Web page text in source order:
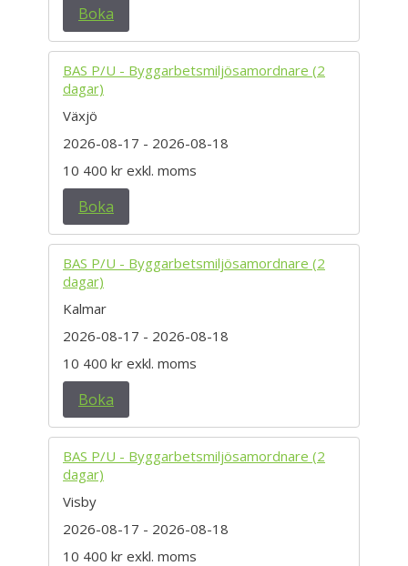
Boka
BAS P/U - Byggarbetsmiljösamordnare (2
dagar)
Växjö
2026-08-17 - 2026-08-18
10 400 kr exkl. moms
Boka
BAS P/U - Byggarbetsmiljösamordnare (2
dagar)
Kalmar
2026-08-17 - 2026-08-18
10 400 kr exkl. moms
Boka
BAS P/U - Byggarbetsmiljösamordnare (2
dagar)
Visby
2026-08-17 - 2026-08-18
10 400 kr exkl. moms